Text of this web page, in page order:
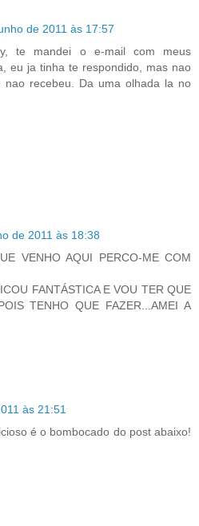
de 2011 às 17:57
te mandei o e-mail com meus
eu ja tinha te respondido, mas nao
recebeu. Da uma olhada la no
de 2011 às 18:38
VENHO AQUI PERCO-ME COM
FANTÁSTICA E VOU TER QUE
TENHO QUE FAZER...AMEI A
às 21:51
é o bombocado do post abaixo!